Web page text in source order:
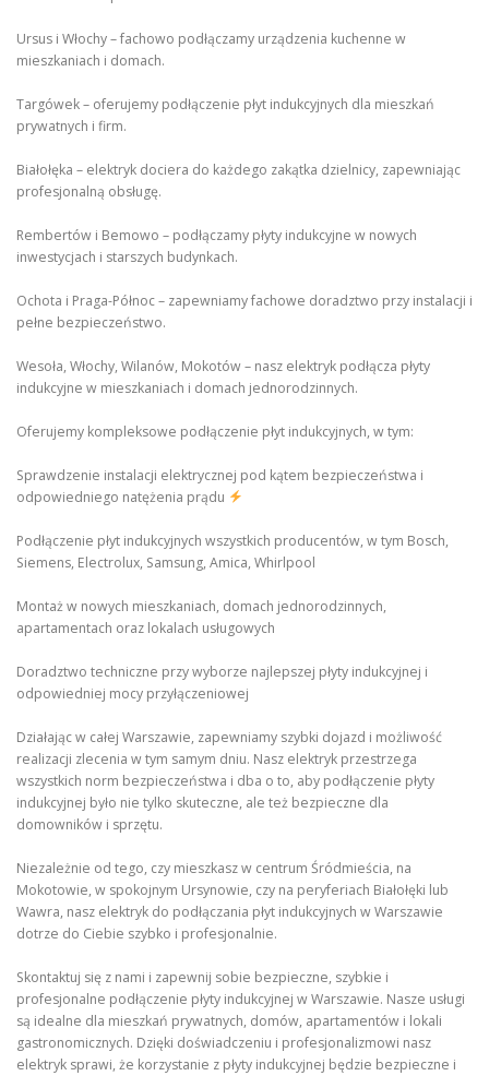
Ursus i Włochy – fachowo podłączamy urządzenia kuchenne w
mieszkaniach i domach.
Targówek – oferujemy podłączenie płyt indukcyjnych dla mieszkań
prywatnych i firm.
Białołęka – elektryk dociera do każdego zakątka dzielnicy, zapewniając
profesjonalną obsługę.
Rembertów i Bemowo – podłączamy płyty indukcyjne w nowych
inwestycjach i starszych budynkach.
Ochota i Praga-Północ – zapewniamy fachowe doradztwo przy instalacji i
pełne bezpieczeństwo.
Wesoła, Włochy, Wilanów, Mokotów – nasz elektryk podłącza płyty
indukcyjne w mieszkaniach i domach jednorodzinnych.
Oferujemy kompleksowe podłączenie płyt indukcyjnych, w tym:
Sprawdzenie instalacji elektrycznej pod kątem bezpieczeństwa i
odpowiedniego natężenia prądu
Podłączenie płyt indukcyjnych wszystkich producentów, w tym Bosch,
Siemens, Electrolux, Samsung, Amica, Whirlpool
Montaż w nowych mieszkaniach, domach jednorodzinnych,
apartamentach oraz lokalach usługowych
Doradztwo techniczne przy wyborze najlepszej płyty indukcyjnej i
odpowiedniej mocy przyłączeniowej
Działając w całej Warszawie, zapewniamy szybki dojazd i możliwość
realizacji zlecenia w tym samym dniu. Nasz elektryk przestrzega
wszystkich norm bezpieczeństwa i dba o to, aby podłączenie płyty
indukcyjnej było nie tylko skuteczne, ale też bezpieczne dla
domowników i sprzętu.
Niezależnie od tego, czy mieszkasz w centrum Śródmieścia, na
Mokotowie, w spokojnym Ursynowie, czy na peryferiach Białołęki lub
Wawra, nasz elektryk do podłączania płyt indukcyjnych w Warszawie
dotrze do Ciebie szybko i profesjonalnie.
Skontaktuj się z nami i zapewnij sobie bezpieczne, szybkie i
profesjonalne podłączenie płyty indukcyjnej w Warszawie. Nasze usługi
są idealne dla mieszkań prywatnych, domów, apartamentów i lokali
gastronomicznych. Dzięki doświadczeniu i profesjonalizmowi nasz
elektryk sprawi, że korzystanie z płyty indukcyjnej będzie bezpieczne i